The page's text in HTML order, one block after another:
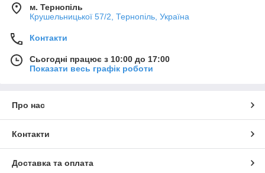
м. Тернопіль
Крушельницької 57/2, Тернопіль, Україна
Контакти
Сьогодні працює з 10:00 до 17:00
Показати весь графік роботи
Про нас
Контакти
Доставка та оплата